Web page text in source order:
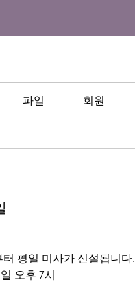
파일 회원
터 평일 미사가 신설됩니다.
오후 7시